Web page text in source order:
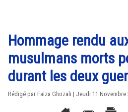
Hommage rendu
musulmans morts
durant les deux
Rédigé par Faïza Ghozali | Jeudi 11 Novembre